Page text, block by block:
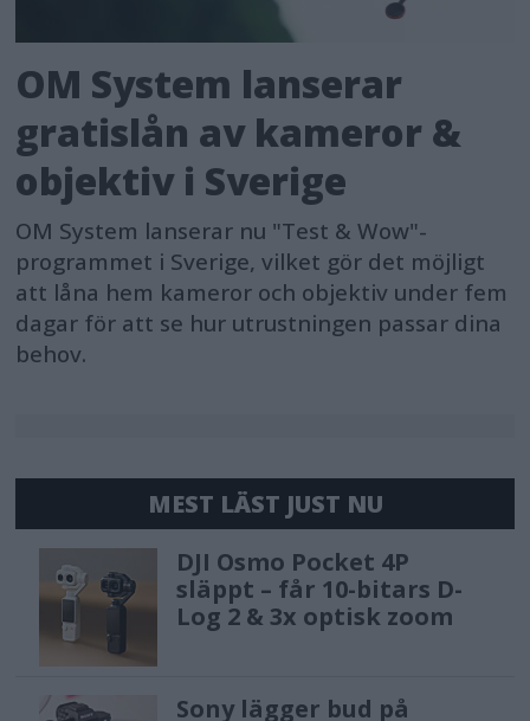
OM System lanserar
gratislån av kameror &
objektiv i Sverige
OM System lanserar nu "Test & Wow"-
programmet i Sverige, vilket gör det möjligt
att låna hem kameror och objektiv under fem
dagar för att se hur utrustningen passar dina
behov.
MEST LÄST JUST NU
DJI Osmo Pocket 4P
släppt – får 10-bitars D-
Log 2 & 3x optisk zoom
Sony lägger bud på